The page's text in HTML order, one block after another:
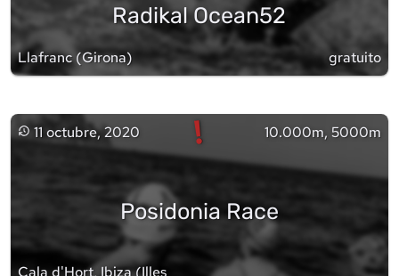
Radikal Ocean52
Llafranc(Girona) gratuito
11 octubre, 2020 ! 10.000m, 5000m
Posidonia Race
Cala d'Hort, Ibiza(Illes